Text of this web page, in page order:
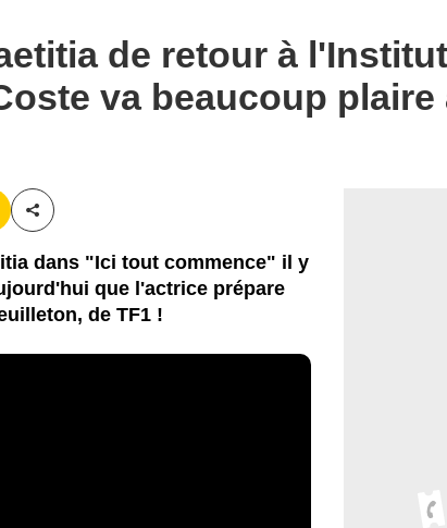
de retour à
va beaucoup plaire
Partager cet article
dans "Ici tout commence" il y
que l'actrice prépare
de TF1 !